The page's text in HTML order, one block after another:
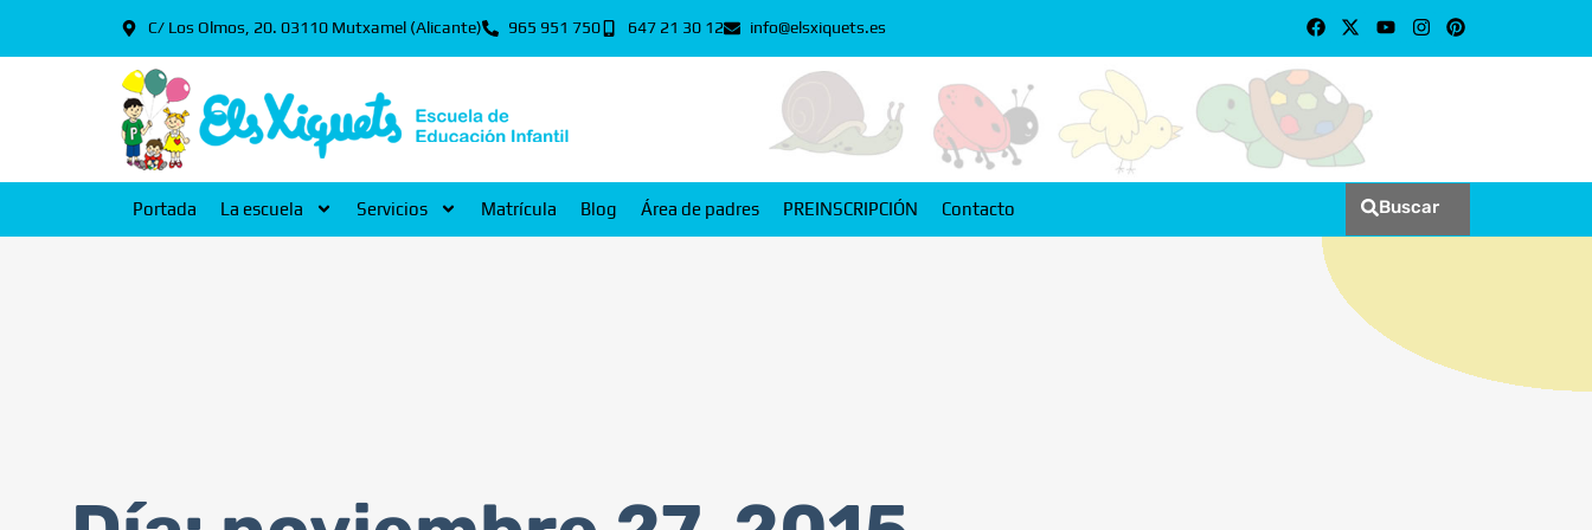
C/ Los Olmos, 20. 03110 Mutxamel (Alicante) 965 951 750 647 21 30 12 info@elsxiquets.es
Portada La escuela Servicios Matrícula Blog Área de padres PREINSCRIPCIÓN Contacto Buscar